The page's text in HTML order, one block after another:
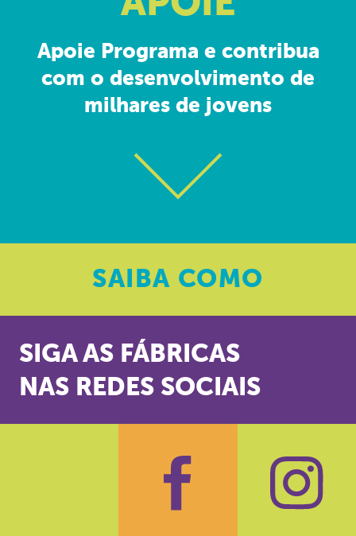
Apoie Programa e contribua
com o desenvolvimento de
milhares de jovens
SAIBA COMO
SIGA AS FÁBRICAS
NAS REDES SOCIAIS